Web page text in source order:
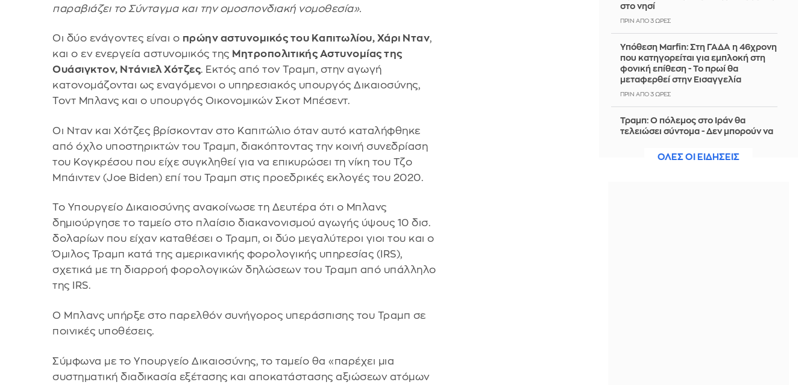
παραβιάζει το Σύνταγμα και την ομοσπονδιακή νομοθεσία».
Οι δύο ενάγοντες είναι ο πρώην αστυνομικός του Καπιτωλίου, Χάρι Νταν,
και ο εν ενεργεία αστυνομικός της Μητροπολιτικής Αστυνομίας της
Ουάσιγκτον, Ντάνιελ Χότζες. Εκτός από τον Τραμπ, στην αγωγή
κατονομάζονται ως εναγόμενοι ο υπηρεσιακός υπουργός Δικαιοσύνης,
Τοντ Μπλανς και ο υπουργός Οικονομικών Σκοτ Μπέσεντ.
Οι Νταν και Χότζες βρίσκονταν στο Καπιτώλιο όταν αυτό καταλήφθηκε
από όχλο υποστηρικτών του Τραμπ, διακόπτοντας την κοινή συνεδρίαση
του Κογκρέσου που είχε συγκληθεί για να επικυρώσει τη νίκη του Τζο
Μπάιντεν (Joe Biden) επί του Τραμπ στις προεδρικές εκλογές του 2020.
Το Υπουργείο Δικαιοσύνης ανακοίνωσε τη Δευτέρα ότι ο Μπλανς
δημιούργησε το ταμείο στο πλαίσιο διακανονισμού αγωγής ύψους 10 δισ.
δολαρίων που είχαν καταθέσει ο Τραμπ, οι δύο μεγαλύτεροι γιοι του και ο
Όμιλος Τραμπ κατά της αμερικανικής φορολογικής υπηρεσίας (IRS),
σχετικά με τη διαρροή φορολογικών δηλώσεων του Τραμπ από υπάλληλο
της IRS.
Ο Μπλανς υπήρξε στο παρελθόν συνήγορος υπεράσπισης του Τραμπ σε
ποινικές υποθέσεις.
Σύμφωνα με το Υπουργείο Δικαιοσύνης, το ταμείο θα «παρέχει μια
συστηματική διαδικασία εξέτασης και αποκατάστασης αξιώσεων ατόμων
στο νησί
ΠΡΙΝ ΑΠΌ 3 ΏΡΕΣ
Υπόθεση Marfin: Στη ΓΑΔΑ η 46χρονη
που κατηγορείται για εμπλοκή στη
φονική επίθεση - Το πρωί θα
μεταφερθεί στην Εισαγγελία
ΠΡΙΝ ΑΠΌ 3 ΏΡΕΣ
Τραμπ: Ο πόλεμος στο Ιράν θα
τελειώσει σύντομα - Δεν μπορούν να
ΠΡΙΝ ΑΠΌ 3 ΏΡΕΣΟΛΕΣ ΟΙ ΕΙΔΗΣΕΙΣ